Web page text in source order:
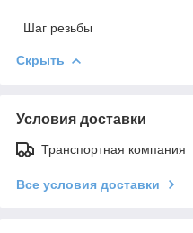
Шаг резьбы
Скрыть
Условия доставки
Транспортная компания
Все условия доставки